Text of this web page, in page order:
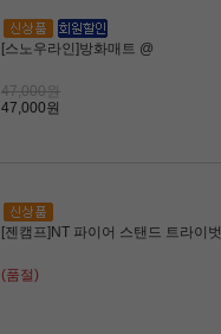
[스노우라인]방화매트 @
47,000원
47,000원
[젠캠프]NT 파이어 스탠드 트라이벗
(품절)